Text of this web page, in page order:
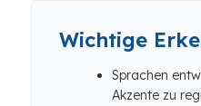
Wichtige
Sprachen
Akzente zu